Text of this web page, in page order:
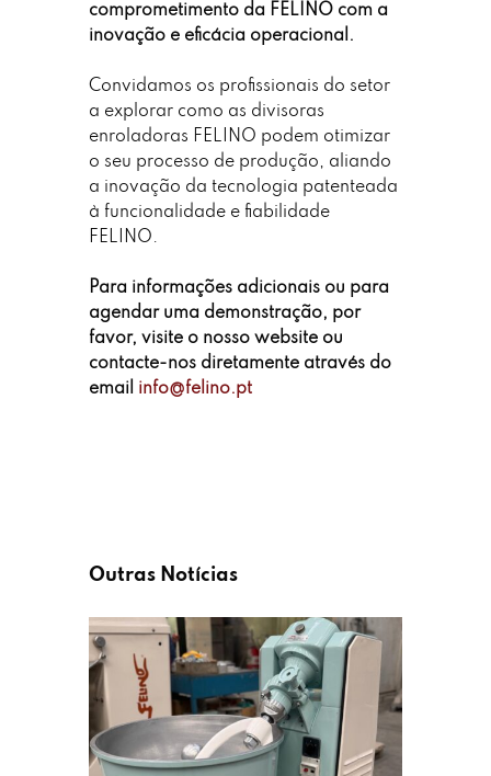
comprometimento da FELINO com a
inovação e eficácia operacional.
Convidamos os profissionais do setor
a explorar como as divisoras
enroladoras FELINO podem otimizar
o seu processo de produção, aliando
a inovação da tecnologia patenteada
à funcionalidade e fiabilidade
FELINO.
Para informações adicionais ou para
agendar uma demonstração, por
favor, visite o nosso website ou
contacte-nos diretamente através do
email
info@felino.pt
Outras Notícias